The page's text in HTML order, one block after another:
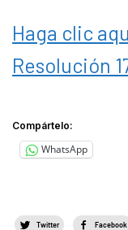
Haga clic
Resolución
Compártelo:
WhatsApp
Twitter Facebook